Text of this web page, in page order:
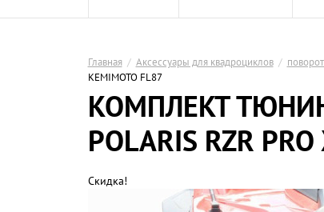
Главная / Аксессуары для квадроциклов /
KEMIMOTO FL87
КОМПЛЕКТ
POLARIS RZR
Скидка!